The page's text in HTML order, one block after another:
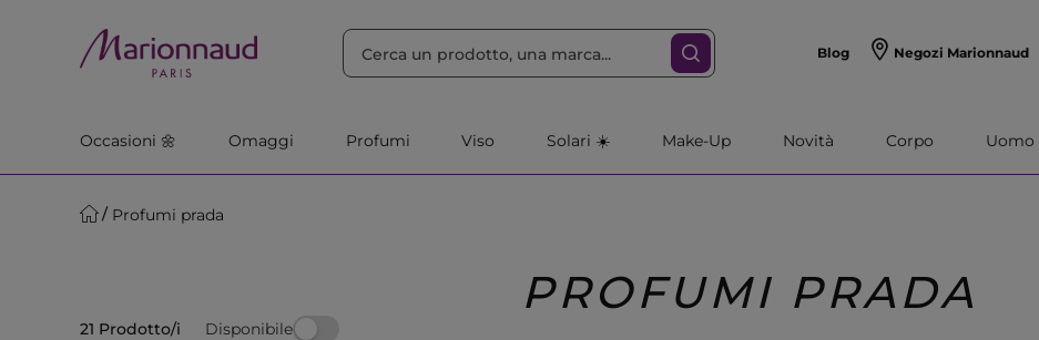
Blog Negozi Marionnaud
Occasioni 🌼 Omaggi Profumi Viso Solari ☀️ Make-Up Novità Corpo Uomo
Profumi prada
PROFUMI PRADA
21 Prodotto/i Disponibile